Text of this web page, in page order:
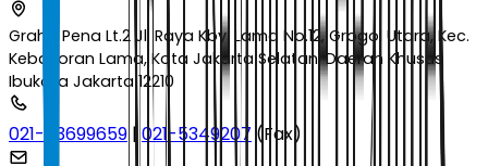
Graha Pena Lt.2 Jl. Raya Kby. Lama No.12, Grogol Utara, Kec.
Kebayoran Lama, Kota Jakarta Selatan, Daerah Khusus
Ibukota Jakarta 12210
021-53699659 | 021-5349207 (Fax)